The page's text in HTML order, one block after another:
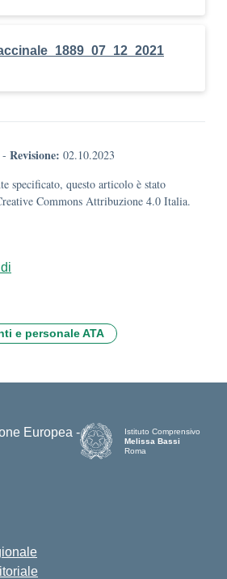
- Revisione: 02.10.2023
specificato, questo articolo è stato
Commons Attribuzione 4.0 Italia.
e personale ATA
Istituto Comprensivo
Melissa Bassi
Roma